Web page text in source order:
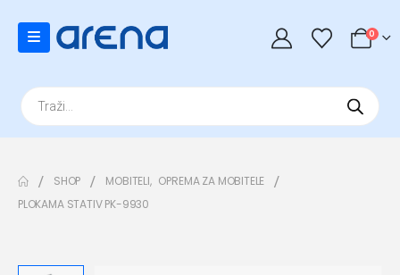
0
Products
search
SHOP MOBITELI, OPREMA ZA MOBITELE
PLOKAMA STATIV PK-9930